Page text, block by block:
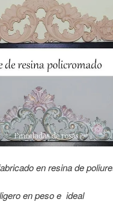
en resina de
en peso e ideal